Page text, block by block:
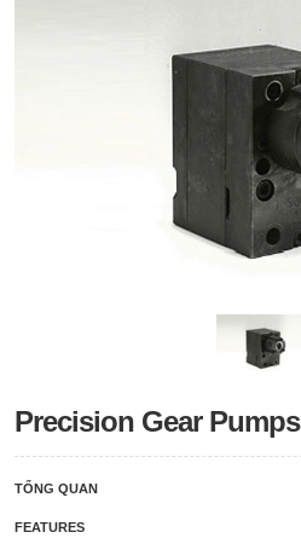
Precision Gear Pumps
TỔNG QUAN
FEATURES